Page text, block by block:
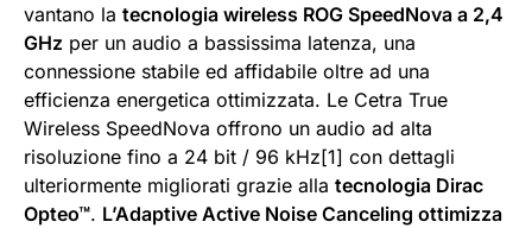
vantano la tecnologia wireless ROG SpeedNova a 2,4
GHz per un audio a bassissima latenza, una
connessione stabile ed affidabile oltre ad una
efficienza energetica ottimizzata. Le Cetra True
Wireless SpeedNova offrono un audio ad alta
risoluzione fino a 24 bit / 96 kHz[1] con dettagli
ulteriormente migliorati grazie alla tecnologia Dirac
Opteo™. L’Adaptive Active Noise Canceling ottimizza